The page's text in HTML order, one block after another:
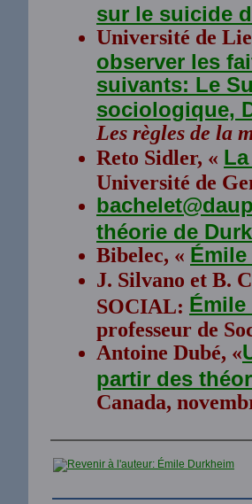
sur le suicide
Université de
observer les
suivants: Le
sociologique,
Les règles de la
Reto Sidler, «
Université de
théorie de
Bibelec, «
J. Silvano et B.
SOCIAL: Émile
professeur de
Antoine Dubé, «
partir des
Canada,